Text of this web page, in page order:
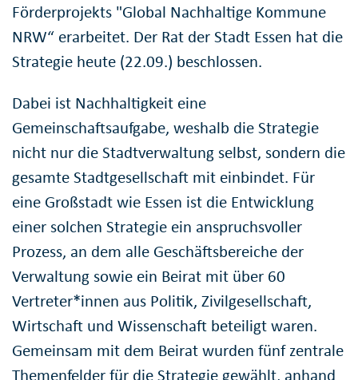
Förderprojekts "Global Nachhaltige Kommune
NRW“ erarbeitet. Der Rat der Stadt Essen hat die
Strategie heute (22.09.) beschlossen.
Dabei ist Nachhaltigkeit eine
Gemeinschaftsaufgabe, weshalb die Strategie
nicht nur die Stadtverwaltung selbst, sondern die
gesamte Stadtgesellschaft mit einbindet. Für
eine Großstadt wie Essen ist die Entwicklung
einer solchen Strategie ein anspruchsvoller
Prozess, an dem alle Geschäftsbereiche der
Verwaltung sowie ein Beirat mit über 60
Vertreter*innen aus Politik, Zivilgesellschaft,
Wirtschaft und Wissenschaft beteiligt waren.
Gemeinsam mit dem Beirat wurden fünf zentrale
Themenfelder für die Strategie gewählt, anhand